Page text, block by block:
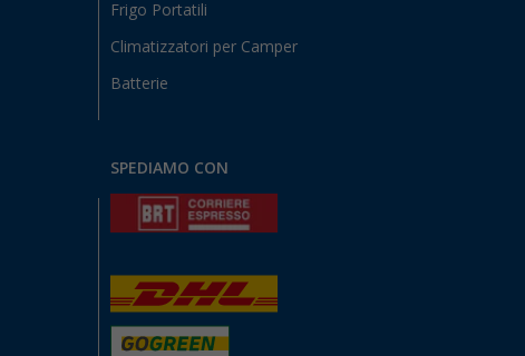
Frigo Portatili
Climatizzatori per Camper
Batterie
SPEDIAMO CON